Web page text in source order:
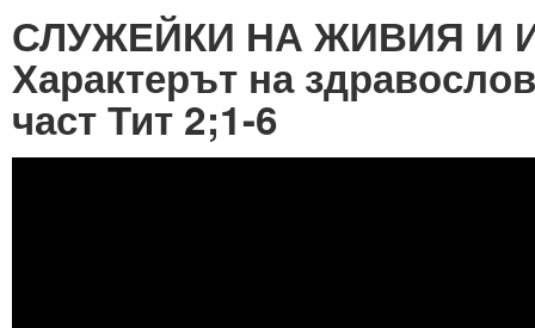
СЛУЖЕЙКИ НА ЖИВИЯ И
Характерът на
част Тит 2;1-6